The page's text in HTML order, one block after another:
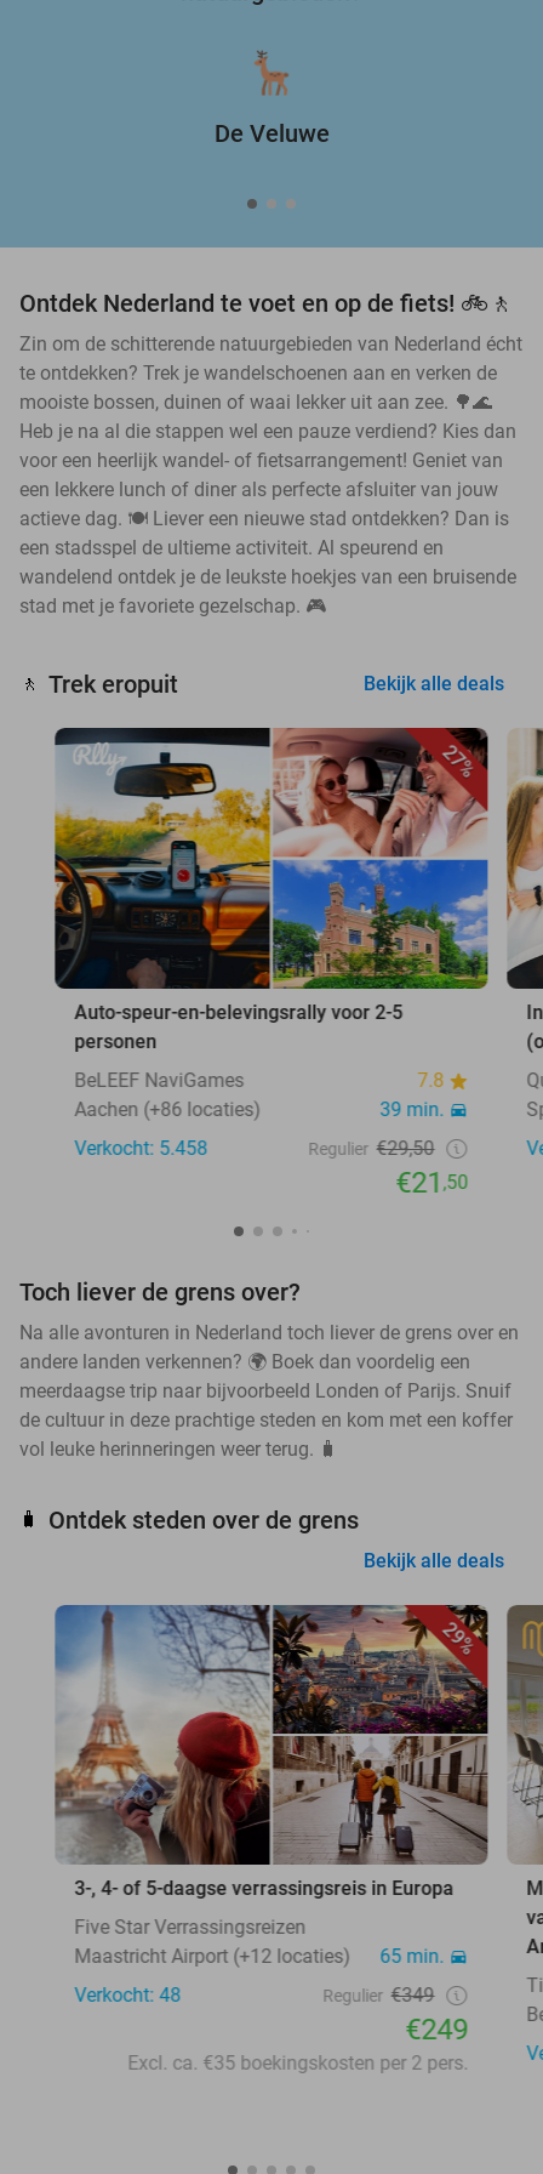
De Veluwe
Ontdek Nederland te voet en op de fiets! 🚲🚶
Zin om de schitterende natuurgebieden van Nederland écht
te ontdekken? Trek je wandelschoenen aan en verken de
mooiste bossen, duinen of waai lekker uit aan zee. 🌳🌊
Heb je na al die stappen wel een pauze verdiend? Kies dan
voor een heerlijk wandel- of fietsarrangement! Geniet van
een lekkere lunch of diner als perfecte afsluiter van jouw
actieve dag. 🍽️ Liever een nieuwe stad ontdekken? Dan is
een stadsspel de ultieme activiteit. Al speurend en
wandelend ontdek je de leukste hoekjes van een bruisende
stad met je favoriete gezelschap. 🎮
🚶 Trek eropuit Bekijk alle deals
27%
Auto-speur-en-belevingsrally voor 2-5
personen
BeLEEF NaviGames
7.8
Aachen (+86 locaties)
39 min.
Verkocht: 5.458
Regulier €29,50
€21,50
Toch liever de grens over?
Na alle avonturen in Nederland toch liever de grens over en
andere landen verkennen? 🌍 Boek dan voordelig een
meerdaagse trip naar bijvoorbeeld Londen of Parijs. Snuif
de cultuur in deze prachtige steden en kom met een koffer
vol leuke herinneringen weer terug. 🧳
🧳 Ontdek steden over de grens
Bekijk alle deals
29%
3-, 4- of 5-daagse verrassingsreis in Europa
Five Star Verrassingsreizen
Maastricht Airport (+12 locaties)
65 min.
Verkocht: 48
Regulier €349
€249
Excl. ca. €35 boekingskosten per 2 pers.